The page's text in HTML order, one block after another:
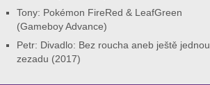
Tony: Pokémon FireRed & LeafGreen
(Gameboy Advance)
Petr: Divadlo: Bez roucha aneb ještě jednou
zezadu (2017)